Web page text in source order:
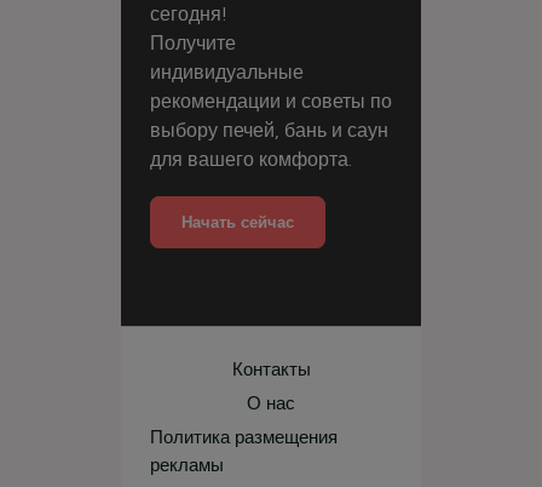
сегодня!
Получите
индивидуальные
рекомендации и советы по
выбору печей, бань и саун
для вашего комфорта.
Начать сейчас
Контакты
О нас
Политика размещения
рекламы